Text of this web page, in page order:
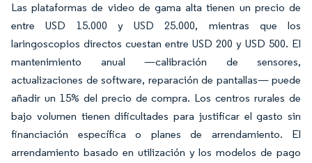
Las plataformas de video de gama alta tienen un precio de
entre USD 15.000 y USD 25.000, mientras que los
laringoscopios directos cuestan entre USD 200 y USD 500. El
mantenimiento anual —calibración de sensores,
actualizaciones de software, reparación de pantallas— puede
añadir un 15% del precio de compra. Los centros rurales de
bajo volumen tienen dificultades para justificar el gasto sin
financiación específica o planes de arrendamiento. El
arrendamiento basado en utilización y los modelos de pago